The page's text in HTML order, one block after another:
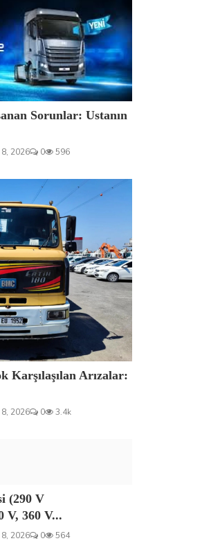
Sorunlar: Ustanın
2026 0 596
Karşılaşılan Arızalar:
2026 0 3.4k
(290 V
V, 360 V...
2026 0 564